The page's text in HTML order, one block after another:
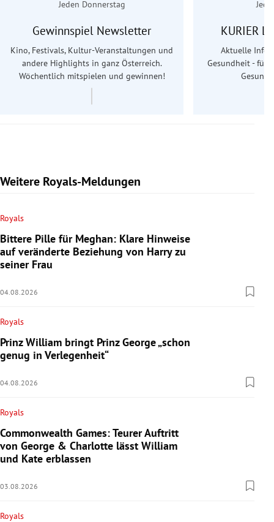
Jeden Donnerstag
Gewinnspiel Newsletter
Kino, Festivals, Kultur-Veranstaltungen und
andere Highlights in ganz Österreich.
Wöchentlich mitspielen und gewinnen!
KURIER
Aktuelle
Gesundheit - für
Weitere Royals-Meldungen
Royals
Bittere Pille für Meghan: Klare Hinweise
auf veränderte Beziehung von Harry zu
seiner Frau
04.08.2026
Royals
Prinz William bringt Prinz George „schon
genug in Verlegenheit“
04.08.2026
Royals
Commonwealth Games: Teurer Auftritt
von George & Charlotte lässt William
und Kate erblassen
03.08.2026
Royals